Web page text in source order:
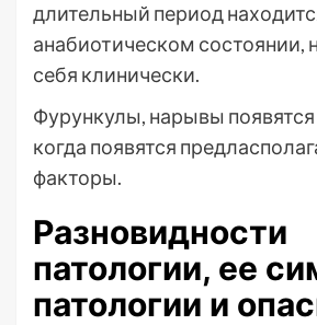
длительный период
анабиотическом состоянии,
себя клинически.
Фурункулы, нарывы
когда появятся
факторы.
Разновидности
патологии, ее
патологии и